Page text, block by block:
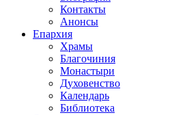
Контакты
Анонсы
Епархия
Храмы
Благочиния
Монастыри
Духовенство
Календарь
Библиотека